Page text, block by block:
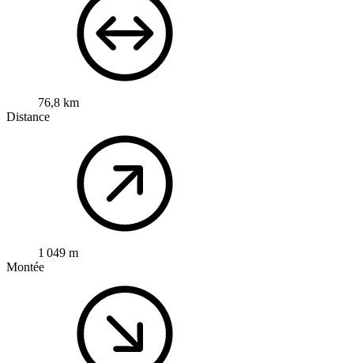
76,8 km
Distance
1 049 m
Montée